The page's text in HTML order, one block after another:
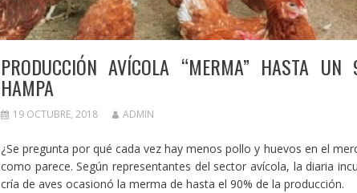
PRODUCCIÓN AVÍCOLA “MERMA” HASTA
HAMPA
19 OCTUBRE, 2018 ADMIN
¿Se pregunta por qué cada vez hay menos pollo y huevos en el
como parece. Según representantes del sector avícola, la diaria
cría de aves ocasionó la merma de hasta el 90% de la producción.